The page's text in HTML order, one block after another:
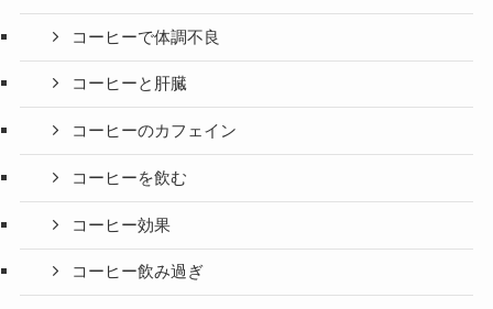
コーヒーで体調不良
コーヒーと肝臓
コーヒーのカフェイン
コーヒーを飲む
コーヒー効果
コーヒー飲み過ぎ